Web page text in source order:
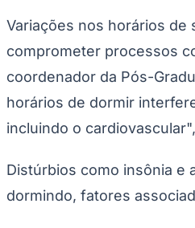
Libertadores
Sul-Americana
Copa América
Champions League
Premier League
La Liga
Bundesliga
Mundial 2026
Variações nos horários
comprometer processos
coordenador da Pós-
horários de dormir
incluindo o
Distúrbios como insônia e
dormindo, fatores